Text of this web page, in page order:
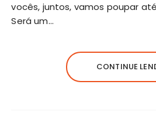
vocês, juntos, vamos poupar
Será um…
CONTINUE